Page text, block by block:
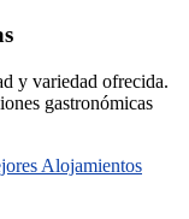
y variedad ofrecida.
gastronómicas
Alojamientos